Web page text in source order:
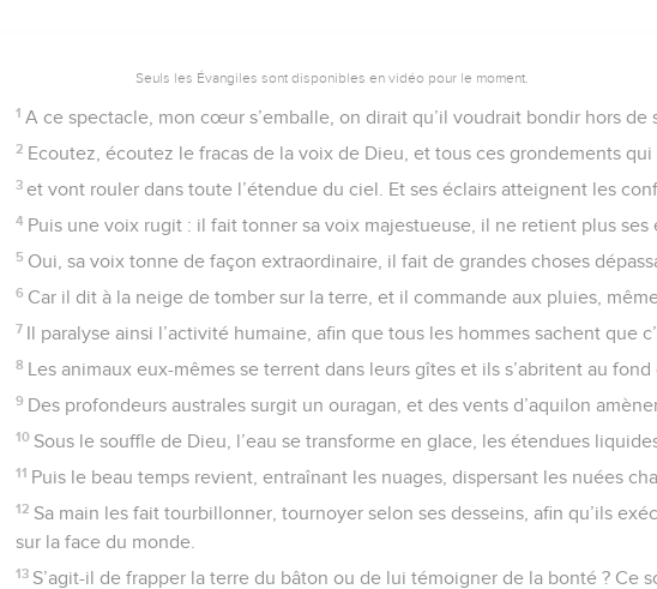
Seuls les Évangiles sont disponibles en vidéo pour le moment.
1 A ce spectacle, mon cœur s’emballe, on dirait qu’il voudrait bondir hors de
2 Ecoutez, écoutez le fracas de la voix de Dieu, et tous ces grondements
3 et vont rouler dans toute l’étendue du ciel. Et ses éclairs atteignent les
4 Puis une voix rugit : il fait tonner sa voix majestueuse, il ne retient plus ses
5 Oui, sa voix tonne de façon extraordinaire, il fait de grandes choses
6 Car il dit à la neige de tomber sur la terre, et il commande aux pluies,
7 Il paralyse ainsi l’activité humaine, afin que tous les hommes sachent que
8 Les animaux eux-mêmes se terrent dans leurs gîtes et ils s’abritent au fond
9 Des profondeurs australes surgit un ouragan, et des vents d’aquilon
10 Sous le souffle de Dieu, l’eau se transforme en glace, les étendues
11 Puis le beau temps revient, entraînant les nuages, dispersant les nuées
12 Sa main les fait tourbillonner, tournoyer selon ses desseins, afin qu’ils
sur la face du monde.
13 S’agit-il de frapper la terre du bâton ou de lui témoigner de la bonté ? Ce